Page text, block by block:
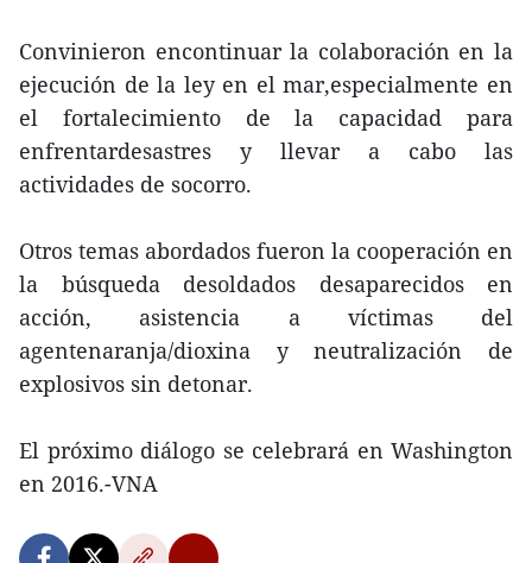
Convinieron encontinuar la colaboración en la
ejecución de la ley en el mar,especialmente en
el fortalecimiento de la capacidad para
enfrentardesastres y llevar a cabo las
actividades de socorro.
Otros temas abordados fueron la cooperación en
la búsqueda desoldados desaparecidos en
acción, asistencia a víctimas del
agentenaranja/dioxina y neutralización de
explosivos sin detonar.
El próximo diálogo se celebrará en Washington
en 2016.-VNA